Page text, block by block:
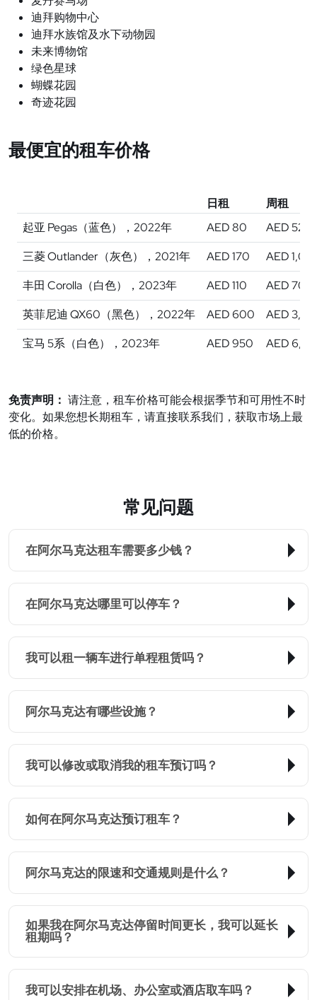
迪拜购物中心
迪拜水族馆及水下动物园
未来博物馆
绿色星球
蝴蝶花园
奇迹花园
最便宜的租车价格
日租
周租
起亚 Pegas（蓝色），2022年
AED 80
AED 520
三菱 Outlander（灰色），2021年
AED 170
AED
丰田 Corolla（白色），2023年
AED 110
AED 700
英菲尼迪 QX60（黑色），2022年
AED 600
AED
宝马 5系（白色），2023年
AED 950 AED
免责声明： 请注意，租车价格可能会根据季节和可用性不时
变化。如果您想长期租车，请直接联系我们，获取市场上最
低的价格。
常见问题
在阿尔马克达租车需要多少钱？
在阿尔马克达哪里可以停车？
我可以租一辆车进行单程租赁吗？
阿尔马克达有哪些设施？
我可以修改或取消我的租车预订吗？
如何在阿尔马克达预订租车？
阿尔马克达的限速和交通规则是什么？
如果我在阿尔马克达停留时间更长，我可以延长
租期吗？
我可以安排在机场、办公室或酒店取车吗？